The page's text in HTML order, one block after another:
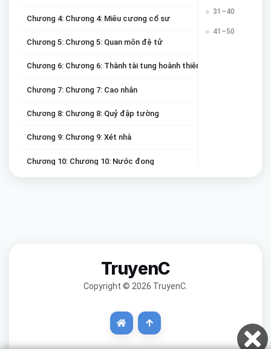
Chương 4: Chương 4: Miêu cương cổ sư
Chương 5: Chương 5: Quan môn đệ tử
Chương 6: Chương 6: Thành tài tung hoành thiên hạ
Chương 7: Chương 7: Cao nhân
Chương 8: Chương 8: Quỷ đập tường
Chương 9: Chương 9: Xét nhà
Chương 10: Chương 10: Nước đọng
Chương 15: Chương 15: Mời đi vào giấc mộng
Chương 17: Chương 17: Thi ma
31–40
41–50
TruyenC
Copyright © 2026 TruyenC.